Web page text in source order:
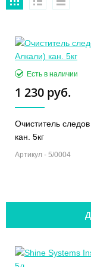
Есть в наличии
1 230 руб.
Очиститель
кан. 5кг
Артикул - 5/0004